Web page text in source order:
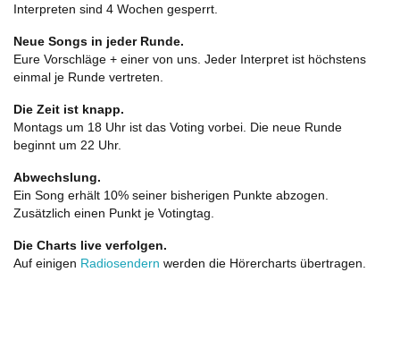
Interpreten sind 4 Wochen gesperrt.
Neue Songs in jeder Runde.
Eure Vorschläge + einer von uns. Jeder Interpret ist höchstens
einmal je Runde vertreten.
Die Zeit ist knapp.
Montags um 18 Uhr ist das Voting vorbei. Die neue Runde
beginnt um 22 Uhr.
Abwechslung.
Ein Song erhält 10% seiner bisherigen Punkte abzogen.
Zusätzlich einen Punkt je Votingtag.
Die Charts live verfolgen.
Auf einigen Radiosendern werden die Hörercharts übertragen.